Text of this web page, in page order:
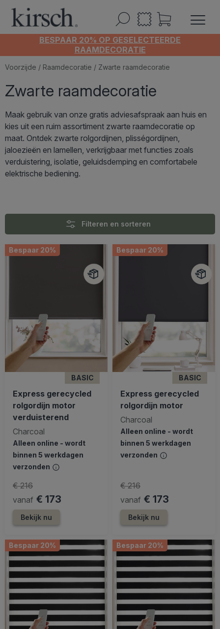
BESPAAR 20% OP GESELECTEERDE
RAAMDECORATIE
Voorzijde / Raamdecoratie / Zwarte raamdecoratie
Zwarte raamdecoratie
Maak gebruik van onze gratis adviesafspraak aan huis en
kies uit een ruim assortiment zwarte raamdecoratie op
maat. Ontdek zwarte rolgordijnen, plisségordijnen,
jaloezieën en lamellen, verkrijgbaar met functies zoals
verduistering, isolatie, geluidsdemping en comfortabele
elektrische bediening.
Filteren en sorteren
Bespaar 20%
BASIC
Express gerecycled
rolgordijn motor
verduisterend
Charcoal
Alleen online - wordt
binnen 5 werkdagen
verzonden
vanaf € 173
€ 216
Bekijk nu
Bespaar 20%
BASIC
Express gerecycled
rolgordijn motor
Charcoal
Alleen online - wordt
binnen 5 werkdagen
verzonden
vanaf € 173
€ 216
Bekijk nu
Bespaar 20% Bespaar 20%